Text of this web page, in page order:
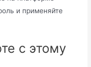
и применяйте
с этому